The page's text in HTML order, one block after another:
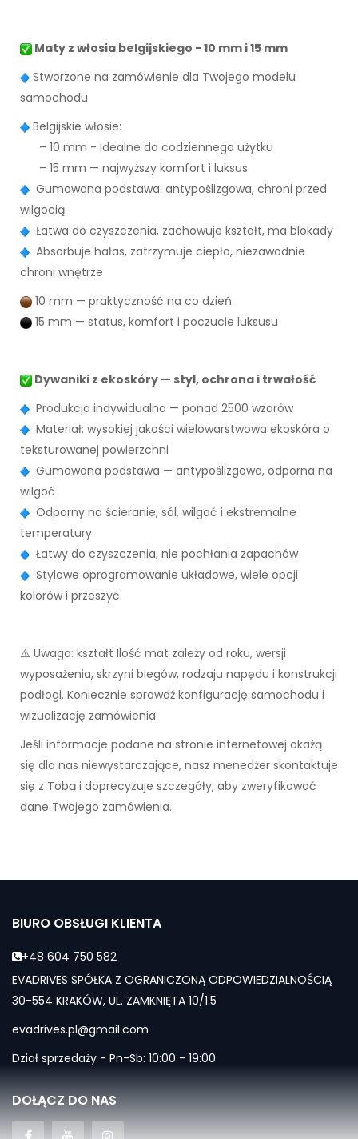
Maty z włosia belgijskiego - 10 mm i 15 mm
Stworzone na zamówienie dla Twojego modelu
samochodu
Belgijskie włosie:
– 10 mm - idealne do codziennego użytku
– 15 mm — najwyższy komfort i luksus
Gumowana podstawa: antypoślizgowa, chroni przed
wilgocią
Łatwa do czyszczenia, zachowuje kształt, ma blokady
Absorbuje hałas, zatrzymuje ciepło, niezawodnie
chroni wnętrze
10 mm — praktyczność na co dzień
15 mm — status, komfort i poczucie luksusu
Dywaniki z ekoskóry — styl, ochrona i trwałość
Produkcja indywidualna — ponad 2500 wzorów
Materiał: wysokiej jakości wielowarstwowa ekoskóra o
teksturowanej powierzchni
Gumowana podstawa — antypoślizgowa, odporna na
wilgoć
Odporny na ścieranie, sól, wilgoć i ekstremalne
temperatury
Łatwy do czyszczenia, nie pochłania zapachów
Stylowe oprogramowanie układowe, wiele opcji
kolorów i przeszyć
⚠️ Uwaga: kształt Ilość mat zależy od roku, wersji
wyposażenia, skrzyni biegów, rodzaju napędu i konstrukcji
podłogi. Koniecznie sprawdź konfigurację samochodu i
wizualizację zamówienia.
Jeśli informacje podane na stronie internetowej okażą
się dla nas niewystarczające, nasz menedżer skontaktuje
się z Tobą i doprecyzuje szczegóły, aby zweryfikować
dane Twojego zamówienia.
BIURO OBSŁUGI KLIENTA
+48 604 750 582
EVADRIVES SPÓŁKA Z OGRANICZONĄ ODPOWIEDZIALNOŚCIĄ
30-554 KRAKÓW, UL. ZAMKNIĘTA 10/1.5
evadrives.pl@gmail.com
Dział sprzedaży - Pn-Sb: 10:00 - 19:00
DOŁĄCZ DO NAS